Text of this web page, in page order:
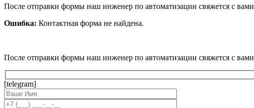
После отправки формы наш инженер по автоматизации свяжется с вами
Ошибка: Контактная форма не найдена.
После отправки формы наш инженер по автоматизации свяжется с вами
[telegram]